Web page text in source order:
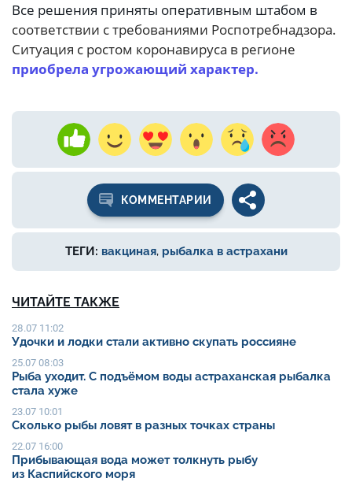
Все решения приняты оперативным штабом в
соответствии с требованиями Роспотребнадзора.
Ситуация с ростом коронавируса в регионе
приобрела угрожающий характер.
КОММЕНТАРИИ
ТЕГИ: вакциная, рыбалка в астрахани
ЧИТАЙТЕ ТАКЖЕ
28.07 11:02
Удочки и лодки стали активно скупать россияне
25.07 08:03
Рыба уходит. С подъёмом воды астраханская рыбалка
стала хуже
23.07 10:01
Сколько рыбы ловят в разных точках страны
22.07 16:00
Прибывающая вода может толкнуть рыбу
из Каспийского моря